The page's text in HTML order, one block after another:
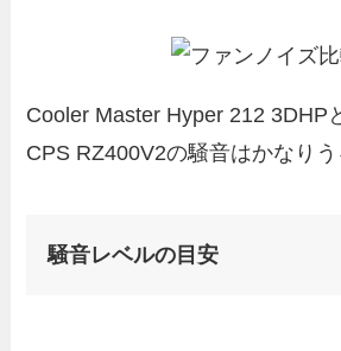
Cooler Master Hyper 212 3DHP
CPS RZ400V2の騒音はかなりう
騒音レベルの目安